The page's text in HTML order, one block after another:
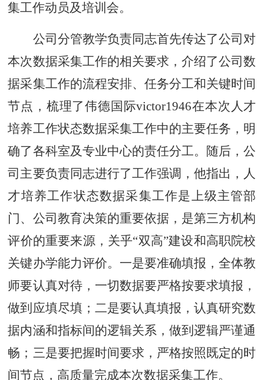
集工作动员及培训会。
公司分管教学负责同志首先传达了公司对
本次数据采集工作的相关要求，介绍了公司数
据采集工作的流程安排、任务分工和关键时间
节点，梳理了伟德国际victor1946在本次人才
培养工作状态数据采集工作中的主要任务，明
确了各科室及专业中心的责任分工。随后，公
司主要负责同志进行了工作强调，他指出，人
才培养工作状态数据采集工作是上级主管部
门、公司教育决策的重要依据，是第三方机构
评价的重要来源，关乎“双高”建设和高职院校
关键办学能力评价。一是要准确填报，全体教
师要认真对待，一切数据要严格按要求填报，
做到应填尽填；二是要认真填报，认真研究数
据内涵和指标间的逻辑关系，做到逻辑严谨通
畅；三是要把握时间要求，严格按照既定的时
间节点，高质量完成本次数据采集工作。